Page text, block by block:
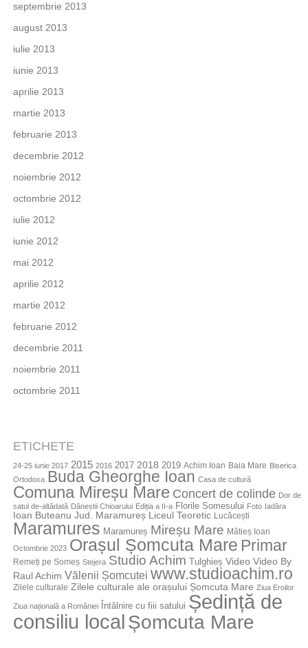
septembrie 2013
august 2013
iulie 2013
iunie 2013
aprilie 2013
martie 2013
februarie 2013
decembrie 2012
noiembrie 2012
octombrie 2012
iulie 2012
iunie 2012
mai 2012
aprilie 2012
martie 2012
februarie 2012
decembrie 2011
noiembrie 2011
octombrie 2011
ETICHETE
24-25 iunie 2017 2015 2016 2017 2018 2019 Achim Ioan Baia Mare Biserica
Ortodoxa
Buda Gheorghe Ioan Casa de cultură
Comuna Mireșu Mare Concert de colinde Dor de
satul de-altădată Dăneștii Chioarului Ediția a II-a Florile Somesului Foto Iadăra
Ioan Buteanu Jud. Maramureș Liceul Teoretic Lucăcești
Maramures Maramureș Mireșu Mare Mătieș Ioan
Octombrie 2023 Orașul Șomcuta Mare Primar
Remeți pe Someș Stejera Studio Achim Tulghieș Video Video By
Raul Achim Vălenii Șomcutei www.studioachim.ro
Zilele culturale Zilele culturale ale orașului Șomcuta Mare Ziua Eroilor
Ziua națională a României Întâlnire cu fiii satului Ședință de
consiliu localȘomcuta Mare